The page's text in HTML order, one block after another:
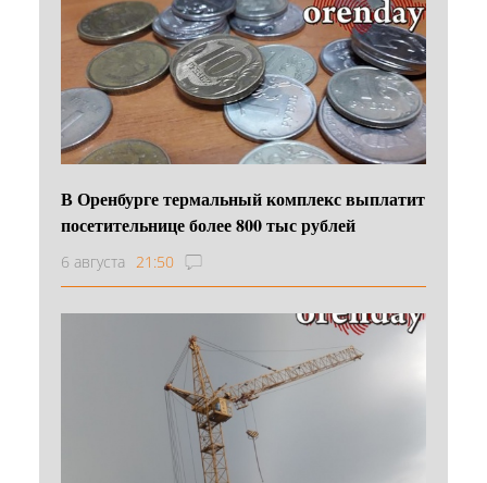
В Оренбурге термальный комплекс выплатит
посетительнице более 800 тыс рублей
6 августа 21:50